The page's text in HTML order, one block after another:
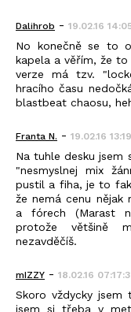
Dalihrob - 19.02.16
No konečně se to
kapela a věřím, že
verze má tzv.
hracího času
blastbeat chaosu,
Franta N. - 19.02.16
Na tuhle desku jsem
"nesmyslnej mix
pustil a fiha, je to
že nemá cenu nějak
a fórech (Marast
protože většině
nezavděčíš.
mIZZY - 18.02.16
Skoro vždycky
jsem si třeba v